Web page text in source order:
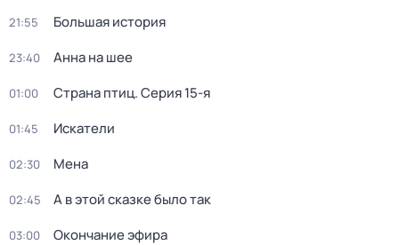
21:55 Большая история
23:40 Анна на шее
01:00 Страна птиц. Серия 15-я
01:45 Искатели
02:30 Мена
02:45 А в этой сказке было так
03:00 Окончание эфира